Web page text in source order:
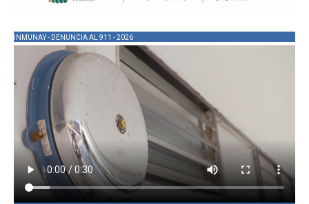
INMUNAY - DENUNCIA AL 911 - 2026